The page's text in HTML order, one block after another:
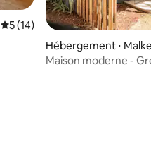
Évaluation moyenne sur la
5 (14)
Hébergement ⋅
Maison moderne -